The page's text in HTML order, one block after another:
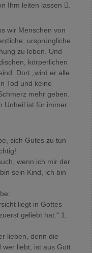
Ihm leiten lassen .
wir Menschen von
ursprüngliche
zu leben. Und
körperlichen
Dort „wird er alle
Tod und keine
mehr geben.
Unheil ist für immer
sich Gutes zu tun
wenn ich mir der
sein Kind, ich bin
liegt in Gottes
geliebt hat.“ 1.
lieben, denn die
wer liebt, ist aus Gott